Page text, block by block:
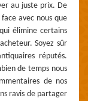
au juste prix. De
avec nous que
élimine certains
Soyez sûr
réputés.
de temps nous
de nos
ravis de partager